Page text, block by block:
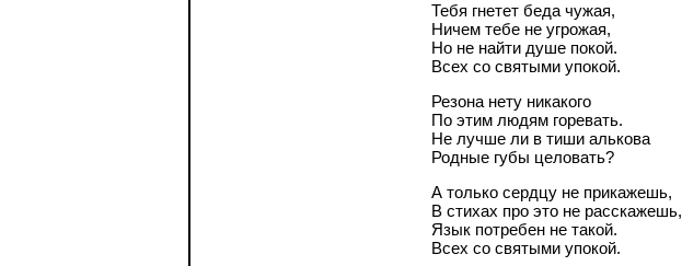
Тебя гнетет беда чужая,
Ничем тебе не угрожая,
Но не найти душе покой.
Всех со святыми упокой.
Резона нету никакого
По этим людям горевать.
Не лучше ли в тиши алькова
Родные губы целовать?
А только сердцу не прикажешь,
В стихах про это не расскажешь,
Язык потребен не такой.
Всех со святыми упокой.